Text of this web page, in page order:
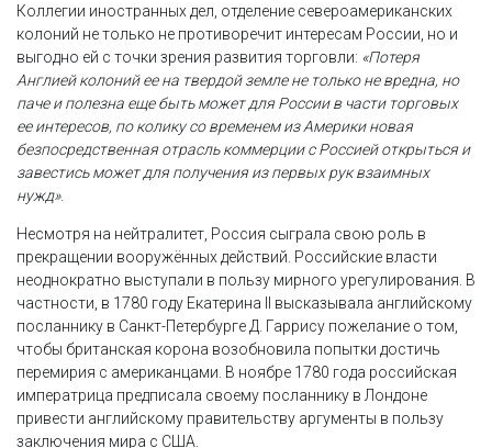
Коллегии иностранных дел, отделение североамериканских
колоний не только не противоречит интересам России, но и
выгодно ей с точки зрения развития торговли: «Потеря
Англией колоний ее на твердой земле не только не вредна, но
паче и полезна еще быть может для России в части торговых
ее интересов, по колику со временем из Америки новая
безпосредственная отрасль коммерции с Россией открыться и
завестись может для получения из первых рук взаимных
нужд».
Несмотря на нейтралитет, Россия сыграла свою роль в
прекращении вооружённых действий. Российские власти
неоднократно выступали в пользу мирного урегулирования. В
частности, в 1780 году Екатерина II высказывала английскому
посланнику в Санкт-Петербурге Д. Гаррису пожелание о том,
чтобы британская корона возобновила попытки достичь
перемирия с американцами. В ноябре 1780 года российская
императрица предписала своему посланнику в Лондоне
привести английскому правительству аргументы в пользу
заключения мира с США.